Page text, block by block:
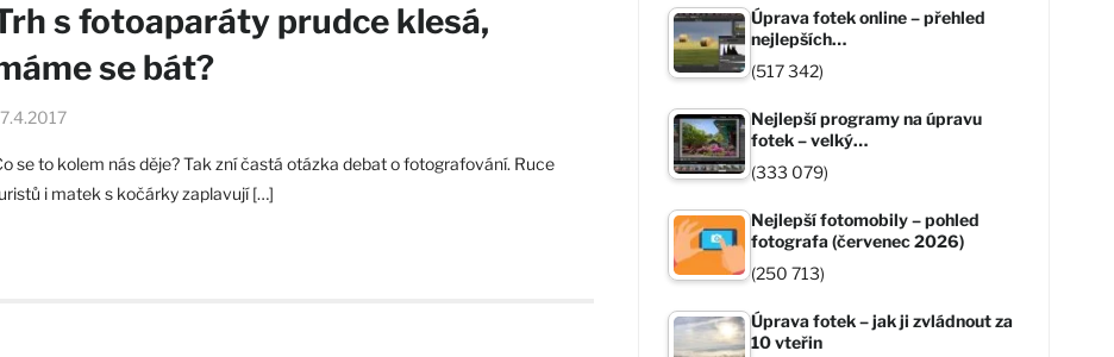
s fotoaparáty prudce klesá,
se bát?
se to kolem nás děje? Tak zní častá otázka debat o fotografování. Ruce
i matek s kočárky zaplavují […]
Úprava fotek online – přehled
nejlepších…
(517 342)
Nejlepší programy na úpravu
fotek – velký…
(333 079)
Nejlepší fotomobily – pohled
fotografa (červenec 2026)
(250 713)
Úprava fotek – jak ji zvládnout za
10 vteřin